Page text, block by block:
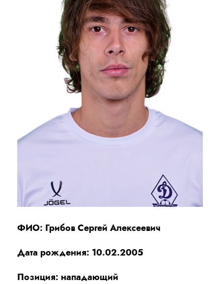
ФИО: Грибов Сергей Алексеевич
Дата рождения: 10.02.2005
Позиция: нападающий